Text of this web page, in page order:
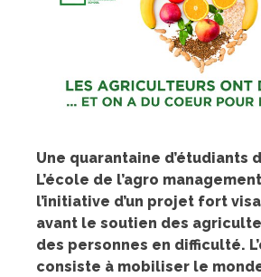
Une quarantaine d’étudiants
L’école de l’agro
l’initiative d’un projet fort
avant le soutien des
des personnes en difficulté.
consiste à mobiliser le